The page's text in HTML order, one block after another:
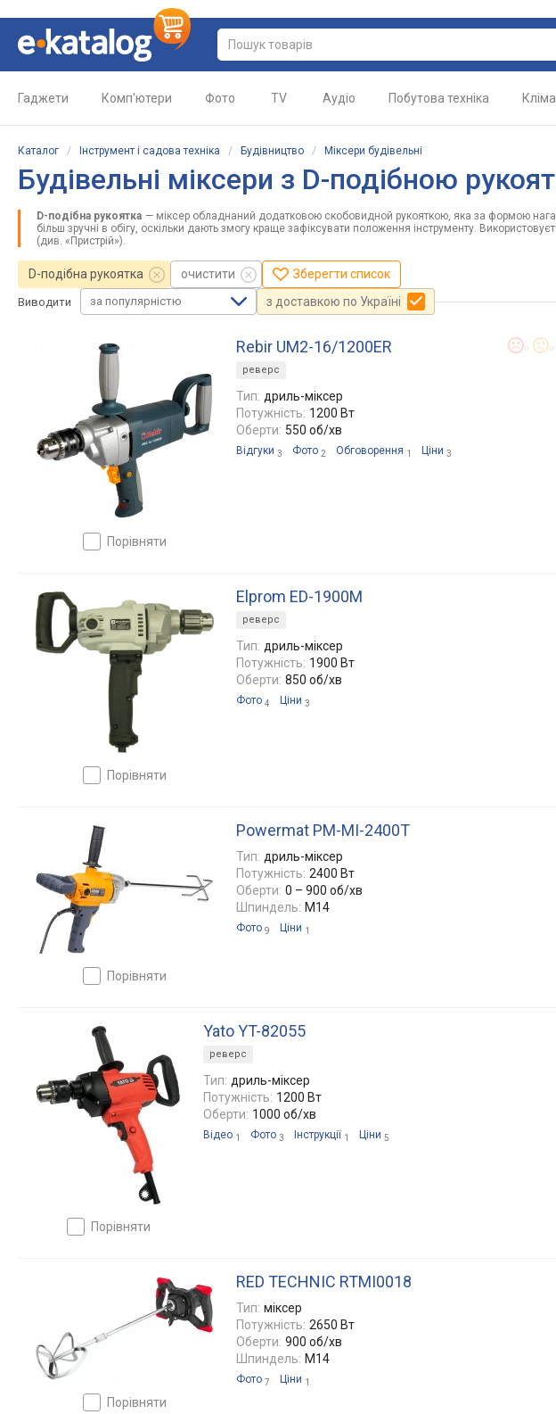
Гаджети Комп'ютери Фото TV Аудіо Побутова техніка
Каталог / Інструмент і садова техніка / Будівництво / Міксери будівельні
Будівельні міксери з D-подібною
D-подібна рукоятка — міксер обладнаний додатковою скобовидной рукояткою, яка за формою
більш зручні в обігу, оскільки дають змогу краще зафіксувати положення інструменту.
(див. «Пристрій»).
D-подібна рукоятка очистити Зберегти список
Виводити за популярністю з доставкою по Україні
порівняти
Rebir UM2-16/1200ER
реверс
Тип: дриль-міксер
Потужність: 1200 Вт
Оберти: 550 об/хв
Відгуки 3 Фото 2 Обговорення 1 Ціни 3
порівняти
Elprom ED-1900M
реверс
Тип: дриль-міксер
Потужність: 1900 Вт
Оберти: 850 об/хв
Фото 4 Ціни 3
порівняти
Powermat PM-MI-2400T
Тип: дриль-міксер
Потужність: 2400 Вт
Оберти: 0 – 900 об/хв
Шпиндель: M14
Фото 9 Ціни 1
порівняти
Yato YT-82055
реверс
Тип: дриль-міксер
Потужність: 1200 Вт
Оберти: 1000 об/хв
Відео 1 Фото 3 Інструкції 1 Ціни 5
порівняти
RED TECHNIC RTMI0018
Тип: міксер
Потужність: 2650 Вт
Оберти: 900 об/хв
Шпиндель: M14
Фото 7 Ціни 1